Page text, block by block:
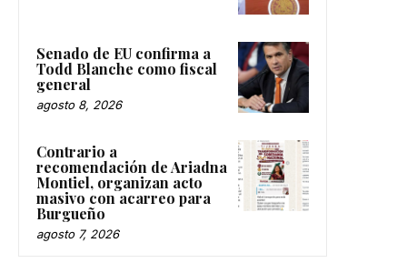
Senado de EU confirma a
Todd Blanche como fiscal
general
agosto 8, 2026
Contrario a
recomendación de Ariadna
Montiel, organizan acto
masivo con acarreo para
Burgueño
agosto 7, 2026